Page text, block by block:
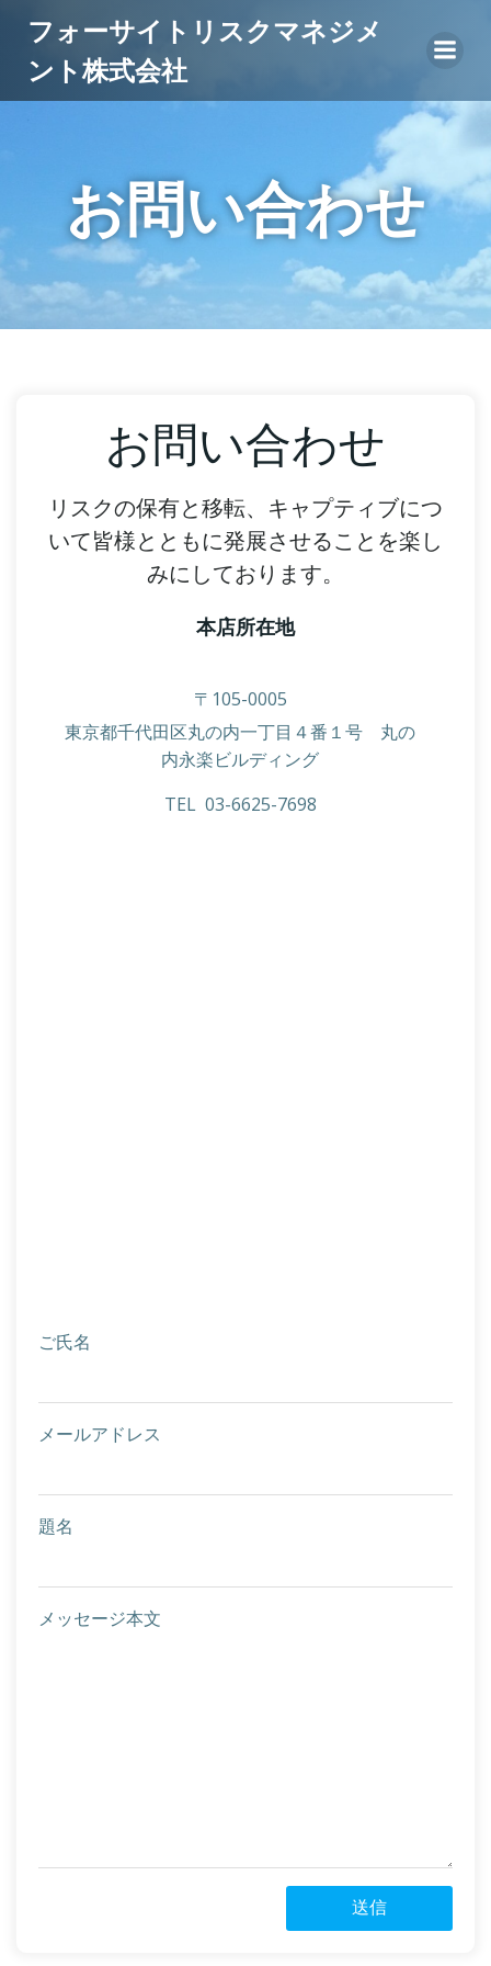
ン
キ
ッ
プ
フォーサイトリスクマネジメ
ント株式会社
お問い合わせ
お問い合わせ
リスクの保有と移転、キャプティブにつ
いて皆様とともに発展させることを楽し
みにしております。
本店所在地
〒105-0005
東京都千代田区丸の内一丁目４番１号 丸の
内永楽ビルディング
TEL 03-6625-7698
ご氏名
メールアドレス
題名
メッセージ本文